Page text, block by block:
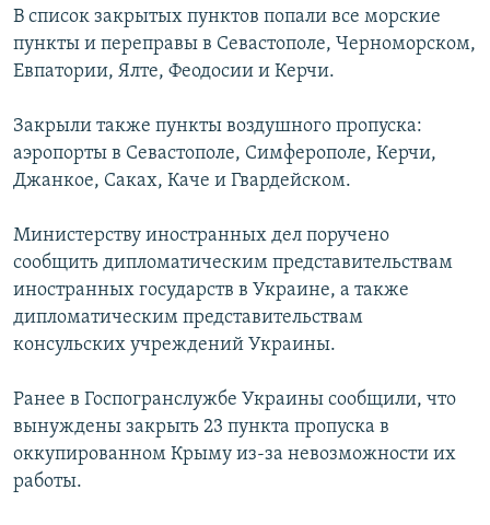
В список закрытых пунктов попали все морские
пункты и переправы в Севастополе, Черноморском,
Евпатории, Ялте, Феодосии и Керчи.
Закрыли также пункты воздушного пропуска:
аэропорты в Севастополе, Симферополе, Керчи,
Джанкое, Саках, Каче и Гвардейском.
Министерству иностранных дел поручено
сообщить дипломатическим представительствам
иностранных государств в Украине, а также
дипломатическим представительствам
консульских учреждений Украины.
Ранее в Госпогранслужбе Украины сообщили, что
вынуждены закрыть 23 пункта пропуска в
оккупированном Крыму из-за невозможности их
работы.